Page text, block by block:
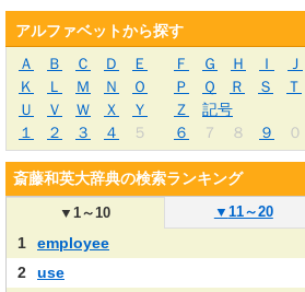
アルファベットから探す
Ａ
Ｂ Ｃ Ｄ Ｅ Ｆ Ｇ Ｈ Ｉ
Ｊ
Ｋ
Ｌ Ｍ Ｎ Ｏ Ｐ Ｑ Ｒ Ｓ
Ｔ
Ｕ
Ｖ Ｗ Ｘ Ｙ Ｚ
記号
１
２ ３ ４ ５ ６ ７ ８ ９ ０
斎藤和英大辞典の検索ランキング
▼1～10 ▼ 11～20
1
employee
2
use